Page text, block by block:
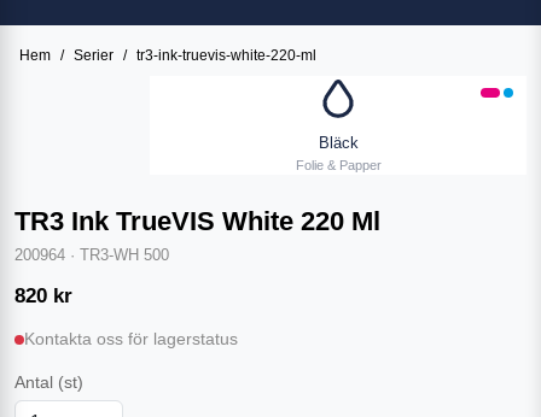
Hem / Serier / tr3-ink-truevis-white-220-ml
Bläck
Folie & Papper
TR3 Ink TrueVIS White 220 Ml
200964 · TR3-WH 500
820 kr
Kontakta oss för lagerstatus
Antal (st)